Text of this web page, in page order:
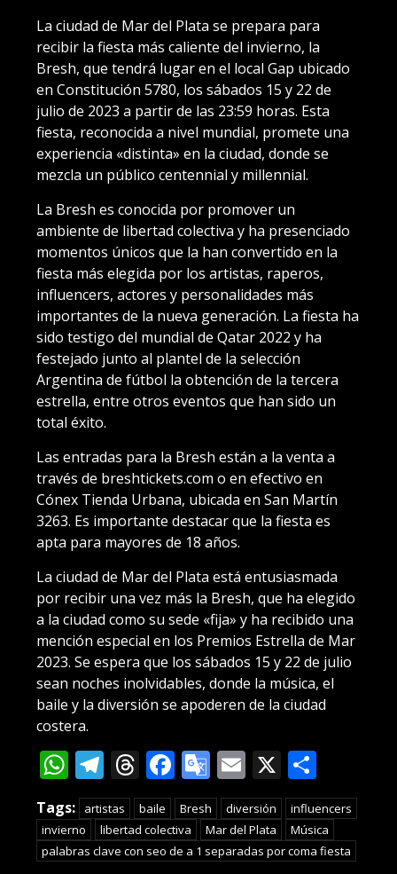
La ciudad de Mar del Plata se prepara para
recibir la fiesta más caliente del invierno, la
Bresh, que tendrá lugar en el local Gap ubicado
en Constitución 5780, los sábados 15 y 22 de
julio de 2023 a partir de las 23:59 horas. Esta
fiesta, reconocida a nivel mundial, promete una
experiencia «distinta» en la ciudad, donde se
mezcla un público centennial y millennial.
La Bresh es conocida por promover un
ambiente de libertad colectiva y ha presenciado
momentos únicos que la han convertido en la
fiesta más elegida por los artistas, raperos,
influencers, actores y personalidades más
importantes de la nueva generación. La fiesta ha
sido testigo del mundial de Qatar 2022 y ha
festejado junto al plantel de la selección
Argentina de fútbol la obtención de la tercera
estrella, entre otros eventos que han sido un
total éxito.
Las entradas para la Bresh están a la venta a
través de breshtickets.com o en efectivo en
Cónex Tienda Urbana, ubicada en San Martín
3263. Es importante destacar que la fiesta es
apta para mayores de 18 años.
La ciudad de Mar del Plata está entusiasmada
por recibir una vez más la Bresh, que ha elegido
a la ciudad como su sede «fija» y ha recibido una
mención especial en los Premios Estrella de Mar
2023. Se espera que los sábados 15 y 22 de julio
sean noches inolvidables, donde la música, el
baile y la diversión se apoderen de la ciudad
costera.
WhatsApp
Telegram
Threads
Facebook
Google
Translate
Email
X
Tags: artistas baile Bresh diversión
influencers
invierno
libertad colectiva Mar del Plata
Música
palabras clave con seo de a 1 separadas por coma fiesta